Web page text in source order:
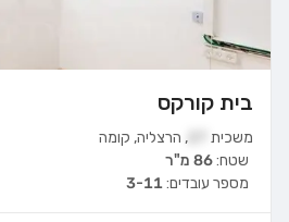
בית קורקס
משכית , הרצליה, קומה
שטח:86 מ"ר
מספר עובדים:3-11